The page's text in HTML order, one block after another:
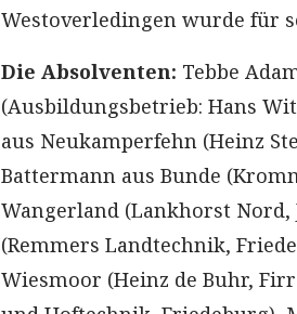
Westoverledingen wurde für
Die Absolventen: Tebbe
(Ausbildungsbetrieb: Hans
aus Neukamperfehn (Heinz
Battermann aus Bunde
Wangerland (Lankhorst
(Remmers Landtechnik,
Wiesmoor (Heinz de Buhr,